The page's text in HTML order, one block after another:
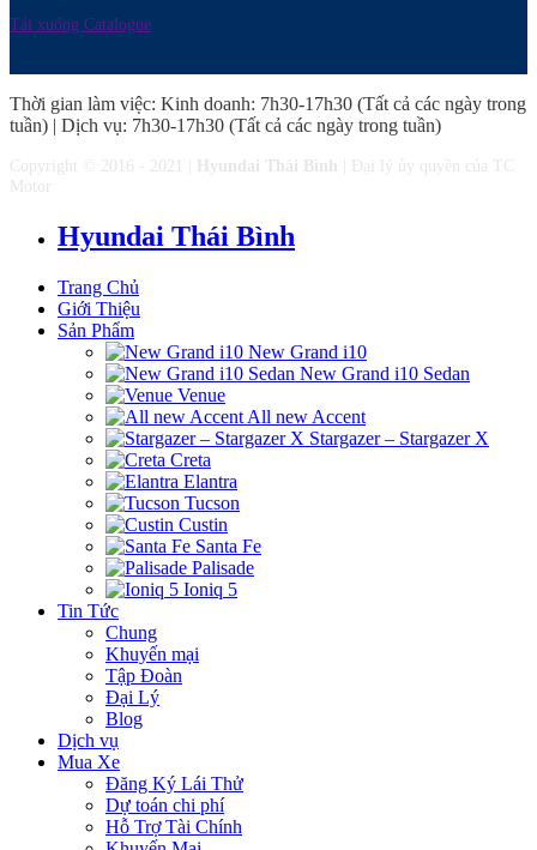
Tải xuống Catalogue
Thời gian làm việc: Kinh doanh: 7h30-17h30 (Tất cả các ngày trong
tuần) | Dịch vụ: 7h30-17h30 (Tất cả các ngày trong tuần)
Copyright © 2016 - 2021 | Hyundai Thái Bình | Đại lý ủy quyền của TC
Motor
Hyundai Thái Bình
Trang Chủ
Giới Thiệu
Sản Phẩm
New Grand i10
New Grand i10 Sedan
Venue
All new Accent
Stargazer – Stargazer X
Creta
Elantra
Tucson
Custin
Santa Fe
Palisade
Ioniq 5
Tin Tức
Chung
Khuyến mại
Tập Đoàn
Đại Lý
Blog
Dịch vụ
Mua Xe
Đăng Ký Lái Thử
Dự toán chi phí
Hỗ Trợ Tài Chính